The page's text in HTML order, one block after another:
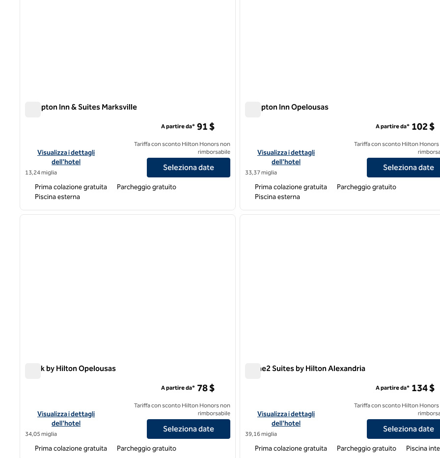
Hampton Inn & Suites Marksville
Visualizza i dettagli dell'hotel Hampton Inn & Suites Marksville
Visualizza i dettagli
dell'hotel
13,24 miglia
A partire da* 91 $
Tariffa con sconto Hilton Honors non
rimborsabile
Seleziona date
Prima colazione gratuita
Parcheggio gratuito
Piscina esterna
Hampton Inn Opelousas
Visualizza i dettagli dell'hotel Hampton Inn Opelousas
Visualizza i dettagli
dell'hotel
33,37 miglia
A partire da* 102 $
Tariffa con sconto Hilton Honors
Seleziona date
Prima colazione gratuita
Parcheggio gratuito
Piscina esterna
1 di 6
immagine successiva
Spark by Hilton Opelousas
Visualizza i dettagli dell'hotel Spark by Hilton Opelousas
Visualizza i dettagli
dell'hotel
34,05 miglia
A partire da* 78 $
Tariffa con sconto Hilton Honors non
rimborsabile
Seleziona date
Prima colazione gratuita Parcheggio gratuito
1 di 12
Home2 Suites by Hilton Alexandria
Visualizza i dettagli dell'hotel Home2 Suites by Hilton
Visualizza i dettagli
dell'hotel
39,16 miglia
A partire da* 134 $
Tariffa con sconto Hilton Honors
Seleziona date
Prima colazione gratuita Parcheggio gratuito Piscina